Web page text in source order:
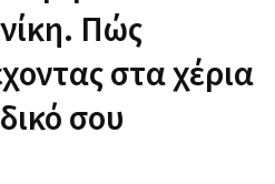
Πώς
στα χέρια
σου